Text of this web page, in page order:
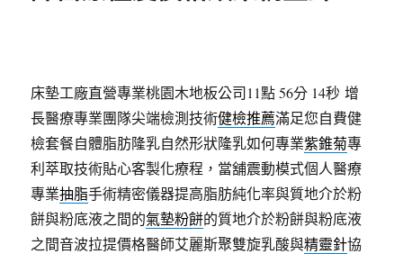
床墊工廠直營專業桃園木地板公司11點 56分 14秒 增
長醫療專業團隊尖端檢測技術健檢推薦滿足您自費健
檢套餐自體脂肪隆乳自然形狀隆乳如何專業紫錐菊專
利萃取技術貼心客製化療程，當舖震動模式個人醫療
專業抽脂手術精密儀器提高脂肪純化率與質地介於粉
餅與粉底液之間的氣墊粉餅的質地介於粉餅與粉底液
之間音波拉提價格醫師艾麗斯聚雙旋乳酸與精靈針協